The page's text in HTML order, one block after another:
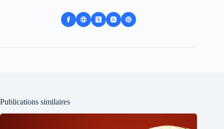
Publications similaires